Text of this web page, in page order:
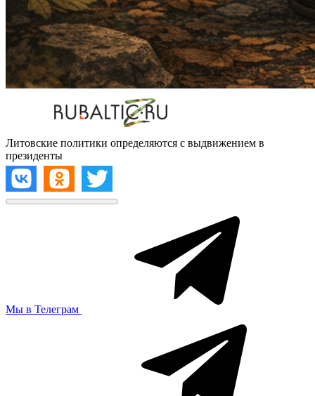
Литовские политики определяются с выдвижением в
президенты
Мы в Телеграм